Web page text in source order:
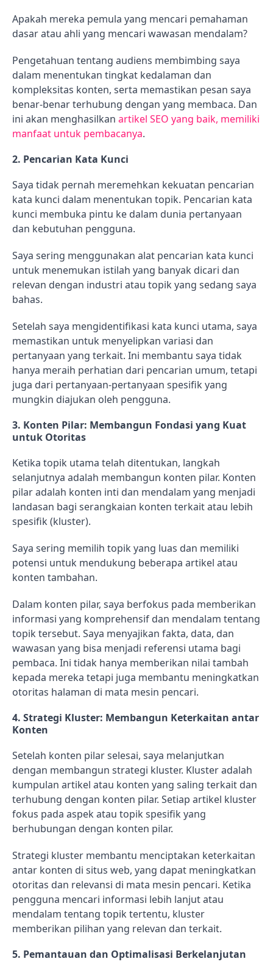
Apakah mereka pemula yang mencari pemahaman
dasar atau ahli yang mencari wawasan mendalam?
Pengetahuan tentang audiens membimbing saya
dalam menentukan tingkat kedalaman dan
kompleksitas konten, serta memastikan pesan saya
benar-benar terhubung dengan yang membaca. Dan
ini akan menghasilkan artikel SEO yang baik, memiliki
manfaat untuk pembacanya.
2. Pencarian Kata Kunci
Saya tidak pernah meremehkan kekuatan pencarian
kata kunci dalam menentukan topik. Pencarian kata
kunci membuka pintu ke dalam dunia pertanyaan
dan kebutuhan pengguna.
Saya sering menggunakan alat pencarian kata kunci
untuk menemukan istilah yang banyak dicari dan
relevan dengan industri atau topik yang sedang saya
bahas.
Setelah saya mengidentifikasi kata kunci utama, saya
memastikan untuk menyelipkan variasi dan
pertanyaan yang terkait. Ini membantu saya tidak
hanya meraih perhatian dari pencarian umum, tetapi
juga dari pertanyaan-pertanyaan spesifik yang
mungkin diajukan oleh pengguna.
3. Konten Pilar: Membangun Fondasi yang Kuat
untuk Otoritas
Ketika topik utama telah ditentukan, langkah
selanjutnya adalah membangun konten pilar. Konten
pilar adalah konten inti dan mendalam yang menjadi
landasan bagi serangkaian konten terkait atau lebih
spesifik (kluster).
Saya sering memilih topik yang luas dan memiliki
potensi untuk mendukung beberapa artikel atau
konten tambahan.
Dalam konten pilar, saya berfokus pada memberikan
informasi yang komprehensif dan mendalam tentang
topik tersebut. Saya menyajikan fakta, data, dan
wawasan yang bisa menjadi referensi utama bagi
pembaca. Ini tidak hanya memberikan nilai tambah
kepada mereka tetapi juga membantu meningkatkan
otoritas halaman di mata mesin pencari.
4. Strategi Kluster: Membangun Keterkaitan antar
Konten
Setelah konten pilar selesai, saya melanjutkan
dengan membangun strategi kluster. Kluster adalah
kumpulan artikel atau konten yang saling terkait dan
terhubung dengan konten pilar. Setiap artikel kluster
fokus pada aspek atau topik spesifik yang
berhubungan dengan konten pilar.
Strategi kluster membantu menciptakan keterkaitan
antar konten di situs web, yang dapat meningkatkan
otoritas dan relevansi di mata mesin pencari. Ketika
pengguna mencari informasi lebih lanjut atau
mendalam tentang topik tertentu, kluster
memberikan pilihan yang relevan dan terkait.
5. Pemantauan dan Optimalisasi Berkelanjutan